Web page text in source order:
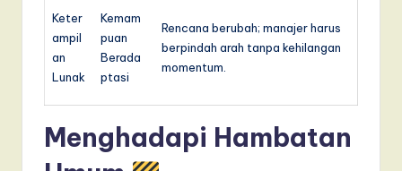
Keter
ampil
an
Lunak
Kemam
puan
Berada
ptasi
Rencana berubah; manajer harus
berpindah arah tanpa kehilangan
momentum.
Menghadapi Hambatan